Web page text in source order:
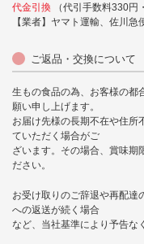
代金引換
（代引手数料330円
【業者】ヤマト運輸、佐川急
ご返品・交換について
生もの食品の為、お客様の都
願い申し上げます。
お届け先様の長期不在や住所
ていただく場合がご
ざいます。その場合、賞味期
ださい。
お受け取りのご辞退や再配達
への返送が続く場合
など、当社基準により予告な